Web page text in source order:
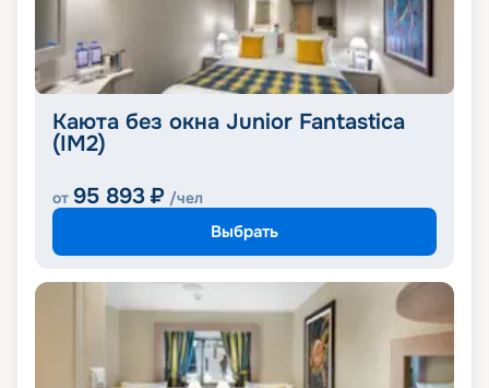
Каюта без окна Junior Fantastica
(IM2)
от 95 893 ₽ /чел
Выбрать